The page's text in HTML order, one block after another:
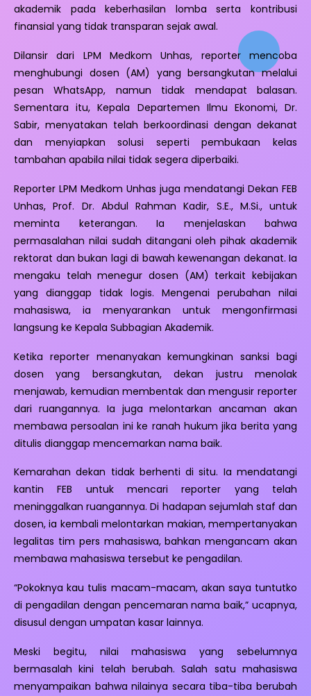
akademik pada keberhasilan lomba serta kontribusi
finansial yang tidak transparan sejak awal.
Dilansir dari LPM Medkom Unhas, reporter mencoba
menghubungi dosen (AM) yang bersangkutan melalui
pesan WhatsApp, namun tidak mendapat balasan.
Sementara itu, Kepala Departemen Ilmu Ekonomi, Dr.
Sabir, menyatakan telah berkoordinasi dengan dekanat
dan menyiapkan solusi seperti pembukaan kelas
tambahan apabila nilai tidak segera diperbaiki.
Reporter LPM Medkom Unhas juga mendatangi Dekan FEB
Unhas, Prof. Dr. Abdul Rahman Kadir, S.E., M.Si., untuk
meminta keterangan. Ia menjelaskan bahwa
permasalahan nilai sudah ditangani oleh pihak akademik
rektorat dan bukan lagi di bawah kewenangan dekanat. Ia
mengaku telah menegur dosen (AM) terkait kebijakan
yang dianggap tidak logis. Mengenai perubahan nilai
mahasiswa, ia menyarankan untuk mengonfirmasi
langsung ke Kepala Subbagian Akademik.
Ketika reporter menanyakan kemungkinan sanksi bagi
dosen yang bersangkutan, dekan justru menolak
menjawab, kemudian membentak dan mengusir reporter
dari ruangannya. Ia juga melontarkan ancaman akan
membawa persoalan ini ke ranah hukum jika berita yang
ditulis dianggap mencemarkan nama baik.
Kemarahan dekan tidak berhenti di situ. Ia mendatangi
kantin FEB untuk mencari reporter yang telah
meninggalkan ruangannya. Di hadapan sejumlah staf dan
dosen, ia kembali melontarkan makian, mempertanyakan
legalitas tim pers mahasiswa, bahkan mengancam akan
membawa mahasiswa tersebut ke pengadilan.
“Pokoknya kau tulis macam-macam, akan saya tuntutko
di pengadilan dengan pencemaran nama baik,” ucapnya,
disusul dengan umpatan kasar lainnya.
Meski begitu, nilai mahasiswa yang sebelumnya
bermasalah kini telah berubah. Salah satu mahasiswa
menyampaikan bahwa nilainya secara tiba-tiba berubah